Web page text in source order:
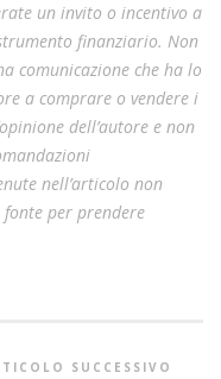
un invito o incentivo a
finanziario. Non
comunicazione che ha lo
a comprare o vendere i
dell’autore e non
nell’articolo non
fonte per prendere
SUCCESSIVO